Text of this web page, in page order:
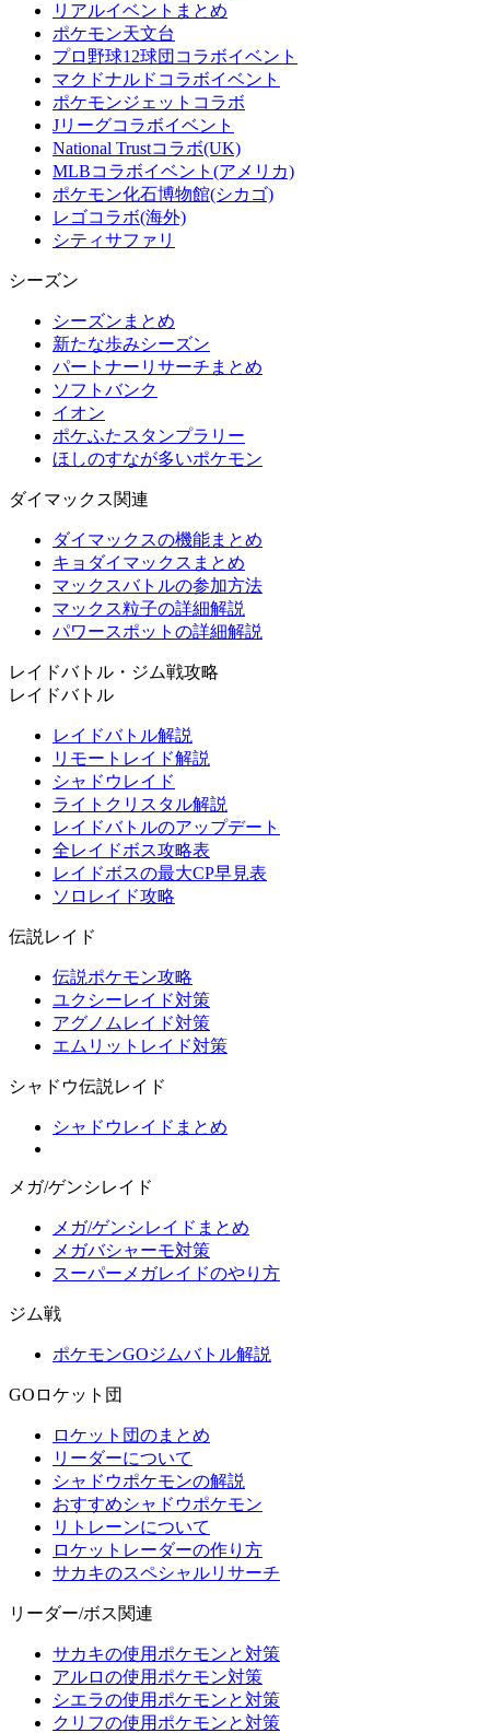
リアルイベントまとめ
ポケモン天文台
プロ野球12球団コラボイベント
マクドナルドコラボイベント
ポケモンジェットコラボ
Jリーグコラボイベント
National Trustコラボ(UK)
MLBコラボイベント(アメリカ)
ポケモン化石博物館(シカゴ)
レゴコラボ(海外)
シティサファリ
シーズン
シーズンまとめ
新たな歩みシーズン
パートナーリサーチまとめ
ソフトバンク
イオン
ポケふたスタンプラリー
ほしのすなが多いポケモン
ダイマックス関連
ダイマックスの機能まとめ
キョダイマックスまとめ
マックスバトルの参加方法
マックス粒子の詳細解説
パワースポットの詳細解説
レイドバトル・ジム戦攻略
レイドバトル
レイドバトル解説
リモートレイド解説
シャドウレイド
ライトクリスタル解説
レイドバトルのアップデート
全レイドボス攻略表
レイドボスの最大CP早見表
ソロレイド攻略
伝説レイド
伝説ポケモン攻略
ユクシーレイド対策
アグノムレイド対策
エムリットレイド対策
シャドウ伝説レイド
シャドウレイドまとめ
メガ/ゲンシレイド
メガ/ゲンシレイドまとめ
メガバシャーモ対策
スーパーメガレイドのやり方
ジム戦
ポケモンGOジムバトル解説
GOロケット団
ロケット団のまとめ
リーダーについて
シャドウポケモンの解説
おすすめシャドウポケモン
リトレーンについて
ロケットレーダーの作り方
サカキのスペシャルリサーチ
リーダー/ボス関連
サカキの使用ポケモンと対策
アルロの使用ポケモン対策
シエラの使用ポケモンと対策
クリフの使用ポケモンと対策